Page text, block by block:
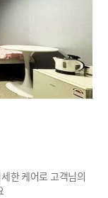
한 케어로 고객님의